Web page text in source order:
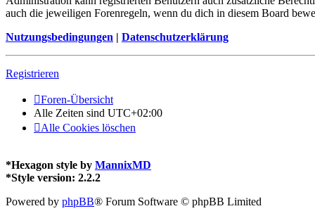
auch die jeweiligen Forenregeln, wenn du dich in diesem Board
Nutzungsbedingungen | Datenschutzerklärung
Registrieren
Foren-Übersicht
Alle Zeiten sind UTC+02:00
Alle Cookies löschen
*Hexagon style by MannixMD
*Style version: 2.2.2
Powered by phpBB® Forum Software © phpBB Limited